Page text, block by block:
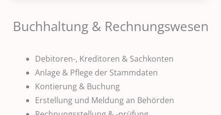
Buchhaltung & Rechnungswesen
Debitoren-, Kreditoren & Sachkonten
Anlage & Pflege der Stammdaten
Kontierung & Buchung
Erstellung und Meldung an Behörden